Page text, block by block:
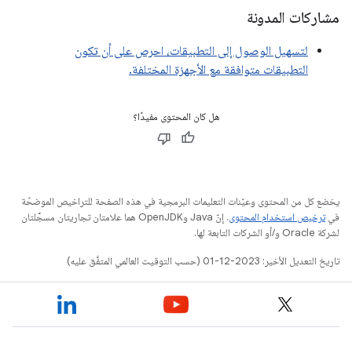
مشاركات المدونة
لتسهيل الوصول إلى التطبيقات، احرص على أن تكون
التطبيقات متوافقة مع الأجهزة المختلفة.
هل كان المحتوى مفيدًا؟
يخضع كل من المحتوى وعيّنات التعليمات البرمجية في هذه الصفحة للتراخيص الموضحّة
فيترخيص استخدام المحتوى
. إنّ Java وOpenJDK هما علامتان تجاريتان مسجَّلتان
لشركة Oracle و/أو الشركات التابعة لها.
تاريخ التعديل الأخير: 2023-12-01 (حسب التوقيت العالمي المتفَّق عليه)